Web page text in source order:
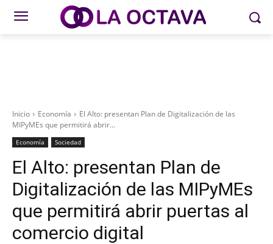
Inicio Economía
El Alto: presentan Plan de Digitalización de las
MIPyMEs que permitirá abrir...
Economía Sociedad
El Alto: presentan Plan de
Digitalización de las MIPyMEs
que permitirá abrir puertas al
comercio digital